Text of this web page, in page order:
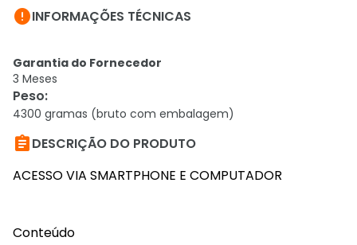
INFORMAÇÕES TÉCNICAS
Garantia do Fornecedor
3 Meses
Peso:
4300 gramas (bruto com embalagem)
DESCRIÇÃO DO PRODUTO
ACESSO VIA SMARTPHONE E COMPUTADOR
Conteúdo